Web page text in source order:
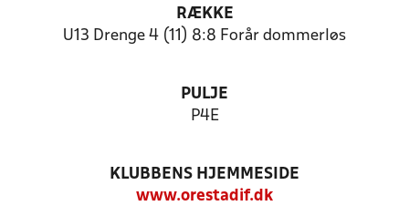
RÆKKE
U13 Drenge 4 (11) 8:8 Forår dommerløs
PULJE
P4E
KLUBBENS HJEMMESIDE
www.orestadif.dk